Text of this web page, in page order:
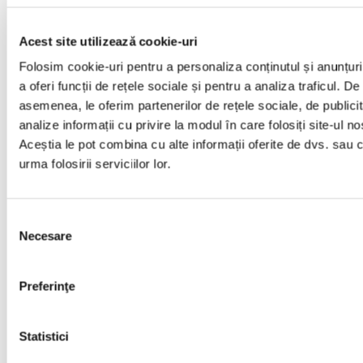
Acest site utilizează cookie-uri
Folosim cookie-uri pentru a personaliza conținutul și
a oferi funcții de rețele sociale și pentru a analiza traficul. De
asemenea, le oferim partenerilor de rețele sociale, de
analize informații cu privire la modul în care folosiți site-ul
Aceștia le pot combina cu alte informații oferite de dvs. sau
urma folosirii serviciilor lor.
consimțământului
Necesare
Preferinţe
Statistici
+40 (755) 779 661
+40 (740) 765 681